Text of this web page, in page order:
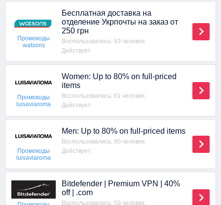
Промокоды
watsons
Бесплатная доставка на
отделение Укрпочты на заказ от
250 грн
Воспользовались: 83 человек
Действует
Промокоды
luisaviaroma
Women: Up to 80% on full-priced
items
Воспользовались: 61 человек
Действует
Промокоды
luisaviaroma
Men: Up to 80% on full-priced items
Воспользовались: 60 человек
Действует
Bitdefender | Premium VPN | 40%
off | .com
Воспользовались: 59 человек